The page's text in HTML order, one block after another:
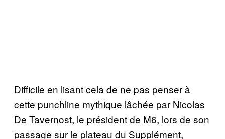
Difficile en lisant cela de ne pas penser à
cette punchline mythique lâchée par Nicolas
De Tavernost, le président de M6, lors de son
passage sur le plateau du Supplément,